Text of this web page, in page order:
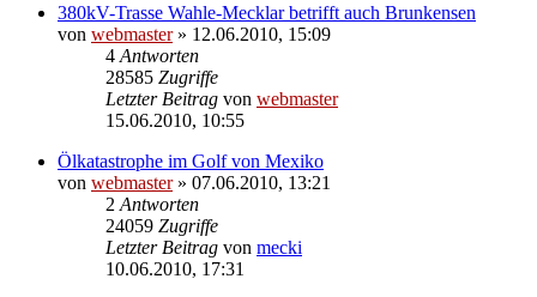
380kV-Trasse Wahle-Mecklar betrifft auch Brunkensen
von webmaster» 12.06.2010, 15:09
4 Antworten
28585 Zugriffe
Letzter Beitrag von webmaster
15.06.2010, 10:55
Ölkatastrophe im Golf von Mexiko
von webmaster» 07.06.2010, 13:21
2 Antworten
24059 Zugriffe
Letzter Beitrag von mecki
10.06.2010, 17:31